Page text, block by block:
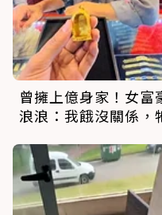
曾擁上億身家！女富
浪浪：我餓沒關係，